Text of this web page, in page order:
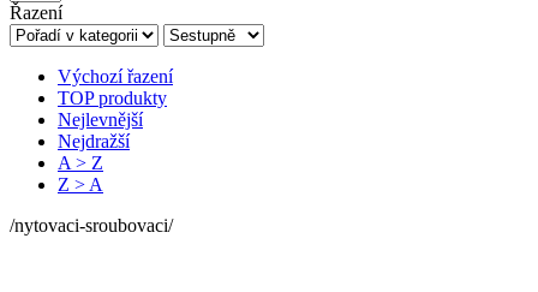
Řazení
Výchozí řazení
TOP produkty
Nejlevnější
Nejdražší
A > Z
Z > A
/nytovaci-sroubovaci/